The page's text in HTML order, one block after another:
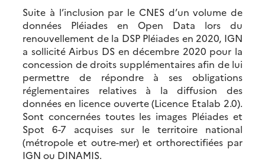
Suite à l’inclusion par le CNES d’un volume de
données Pléiades en Open Data lors du
renouvellement de la DSP Pléiades en 2020, IGN
a sollicité Airbus DS en décembre 2020 pour la
concession de droits supplémentaires afin de lui
permettre de répondre à ses obligations
réglementaires relatives à la diffusion des
données en licence ouverte (Licence Etalab 2.0).
Sont concernées toutes les images Pléiades et
Spot 6-7 acquises sur le territoire national
(métropole et outre-mer) et orthorectifiées par
IGN ou DINAMIS.